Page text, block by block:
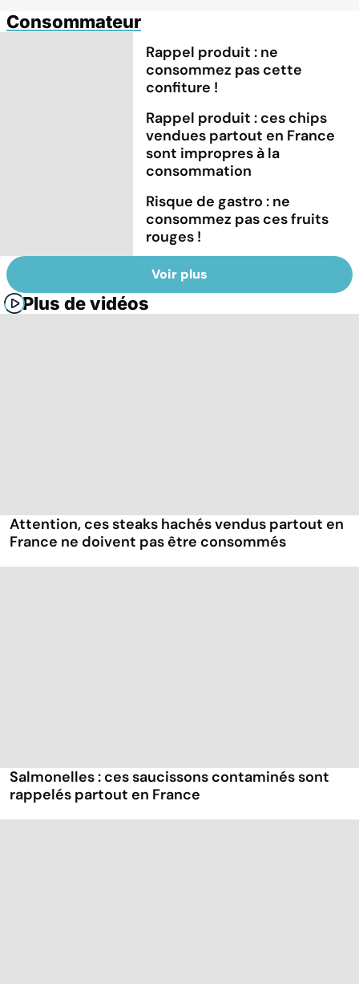
Consommateur
Rappel produit : ne
consommez pas cette
confiture !
Rappel produit : ces chips
vendues partout en France
sont impropres à la
consommation
Risque de gastro : ne
consommez pas ces fruits
rouges !
Voir plus
Plus de vidéos
Attention, ces steaks hachés vendus partout en
France ne doivent pas être consommés
Salmonelles : ces saucissons contaminés sont
rappelés partout en France